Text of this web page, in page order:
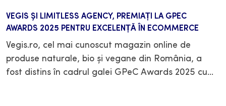
VEGIS ȘI LIMITLESS AGENCY, PREMIAȚI LA GPEC
AWARDS 2025 PENTRU EXCELENȚĂ ÎN ECOMMERCE
Vegis.ro, cel mai cunoscut magazin online de
produse naturale, bio și vegane din România, a
fost distins în cadrul galei GPeC Awards 2025 cu…